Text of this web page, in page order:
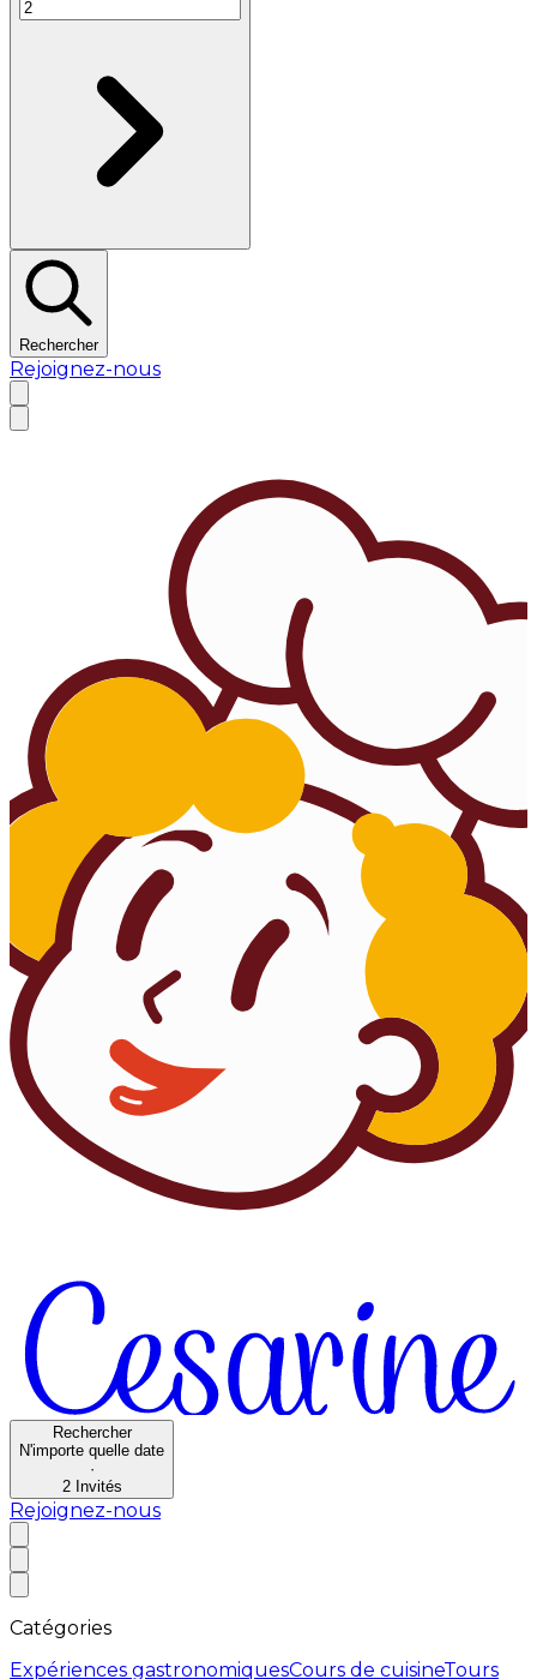
Rechercher
Rejoignez-nous
Rechercher
N'importe quelle date
·
2 Invités
Rejoignez-nous
Catégories
Expériences gastronomiquesCours de cuisineTours